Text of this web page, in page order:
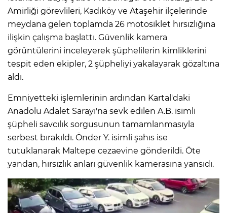
Amirliği görevlileri, Kadıköy ve Ataşehir ilçelerinde
meydana gelen toplamda 26 motosiklet hırsızlığına
ilişkin çalışma başlattı. Güvenlik kamera
görüntülerini inceleyerek şüphelilerin kimliklerini
tespit eden ekipler, 2 şüpheliyi yakalayarak gözaltına
aldı.
Emniyetteki işlemlerinin ardından Kartal'daki
Anadolu Adalet Sarayı'na sevk edilen A.B. isimli
şüpheli savcılık sorgusunun tamamlanmasıyla
serbest bırakıldı. Önder Y. isimli şahıs ise
tutuklanarak Maltepe cezaevine gönderildi. Öte
yandan, hırsızlık anları güvenlik kamerasına yansıdı.